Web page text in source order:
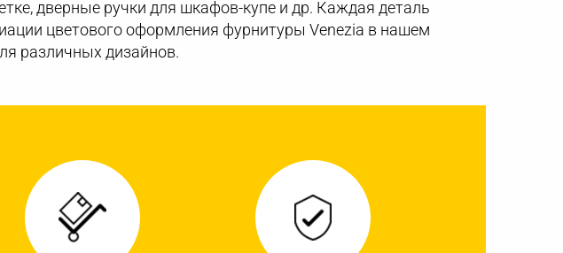
дверные ручки для шкафов-купе и др. Каждая деталь
цветового оформления фурнитуры Venezia в нашем
различных дизайнов.